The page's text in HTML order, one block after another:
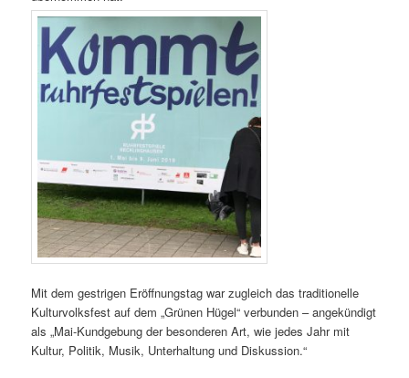
Mit dem gestrigen Eröffnungstag war zugleich das traditionelle
Kulturvolksfest auf dem „Grünen Hügel“ verbunden – angekündigt
als „Mai-Kundgebung der besonderen Art, wie jedes Jahr mit
Kultur, Politik, Musik, Unterhaltung und Diskussion.“